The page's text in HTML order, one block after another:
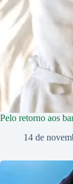
Pelo retorno aos
14 de